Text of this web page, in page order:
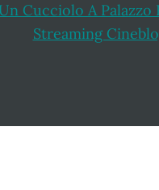
Cucciolo A Palazzo
Streaming